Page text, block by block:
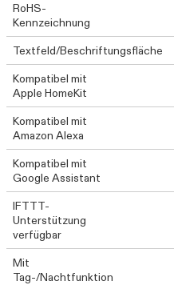
RoHS-
Kennzeichnung
Textfeld/Beschriftungsfläche
Kompatibel mit
Apple HomeKit
Kompatibel mit
Amazon Alexa
Kompatibel mit
Google Assistant
IFTTT-
Unterstützung
verfügbar
Mit
Tag-/Nachtfunktion